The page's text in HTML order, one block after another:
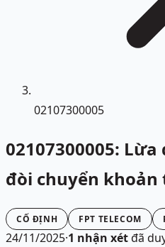
02107300005
02107300005:
đòi chuyển
CỐ ĐỊNH FPT TELECOM
24/11/2025·1 nhận xétđã